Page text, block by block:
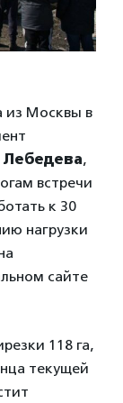
из Москвы в
,
встречи
к 30
нагрузки
сайте
118 га,
текущей